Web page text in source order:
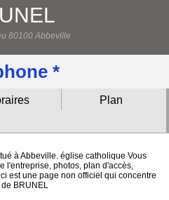
80100 Abbeville
*
Plan
à Abbeville. église catholique Vous
l'entreprise, photos, plan d'accès,
est une page non officiel qui concentre
BRUNEL